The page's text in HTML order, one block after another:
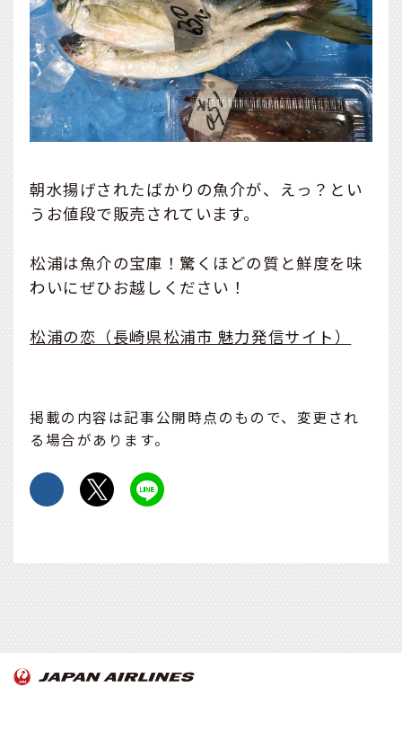
朝水揚げされたばかりの魚介が、えっ？とい
うお値段で販売されています。
松浦は魚介の宝庫！驚くほどの質と鮮度を味
わいにぜひお越しください！
松浦の恋（長崎県松浦市 魅力発信サイト）
掲載の内容は記事公開時点のもので、変更され
る場合があります。